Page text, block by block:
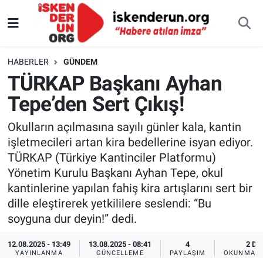
HABERLER GÜNDEM
TÜRKAP Başkanı Ayhan
Tepe’den Sert Çıkış!
Okulların açılmasına sayılı günler kala, kantin
işletmecileri artan kira bedellerine isyan ediyor.
TÜRKAP (Türkiye Kantinciler Platformu)
Yönetim Kurulu Başkanı Ayhan Tepe, okul
kantinlerine yapılan fahiş kira artışlarını sert bir
dille eleştirerek yetkililere seslendi: “Bu
soyguna dur deyin!” dedi.
12.08.2025 - 13:49
YAYINLANMA
13.08.2025 - 08:41
GÜNCELLEME
4
PAYLAŞIM
2 DK
OKUNMA